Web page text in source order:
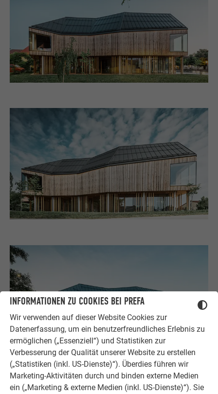
INFORMATIONEN ZU COOKIES BEI PREFA
Wir verwenden auf dieser Website Cookies zur
Datenerfassung, um ein benutzerfreundliches Erlebnis zu
ermöglichen („Essenziell“) und Statistiken zur
Verbesserung der Qualität unserer Website zu erstellen
(„Statistiken (inkl. US-Dienste)“). Überdies führen wir
Marketing-Aktivitäten durch und binden externe Medien
ein („Marketing & externe Medien (inkl. US-Dienste)“). Sie